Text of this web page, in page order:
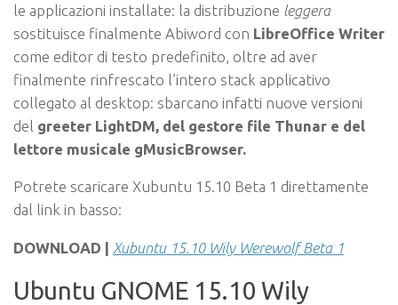
le applicazioni installate: la distribuzione leggera
sostituisce finalmente Abiword con LibreOffice Writer
come editor di testo predefinito, oltre ad aver
finalmente rinfrescato l’intero stack applicativo
collegato al desktop: sbarcano infatti nuove versioni
del greeter LightDM, del gestore file Thunar e del
lettore musicale gMusicBrowser.
Potrete scaricare Xubuntu 15.10 Beta 1 direttamente
dal link in basso:
DOWNLOAD | Xubuntu 15.10 Wily Werewolf Beta 1
Ubuntu GNOME 15.10 Wily